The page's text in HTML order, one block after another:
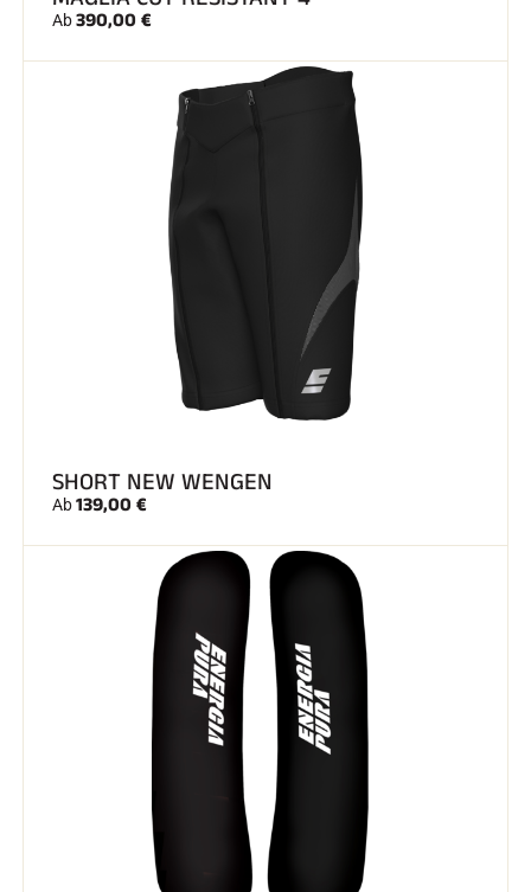
SKIFAHREN IN JEDEM GELÄNDE
SKILANGLAUF
Ab390,00 €
SHORT NEW WENGEN
Ab139,00 €